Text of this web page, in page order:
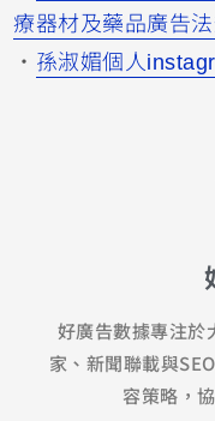
療器材及藥品廣告
・ 孫淑媚個人
好廣告數據專注於
家、新聞聯載與
容策略，